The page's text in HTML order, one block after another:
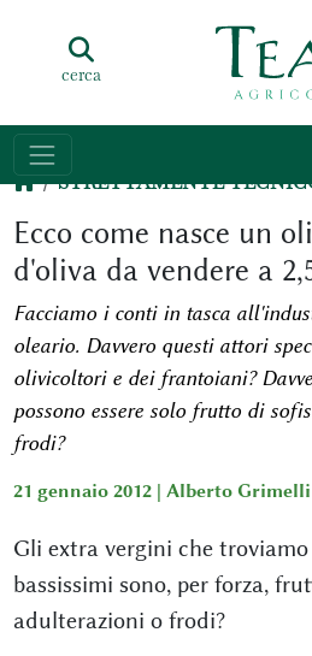
cerca
STRETTAMENTE
Ecco come nasce un
d'oliva da vendere a
Facciamo i conti in tasca
oleario. Davvero questi attori
olivicoltori e dei frantoiani?
possono essere solo frutto di
frodi?
21 gennaio 2012 | Alberto Grimelli
Gli extra vergini che
bassissimi sono, per forza,
adulterazioni o frodi?